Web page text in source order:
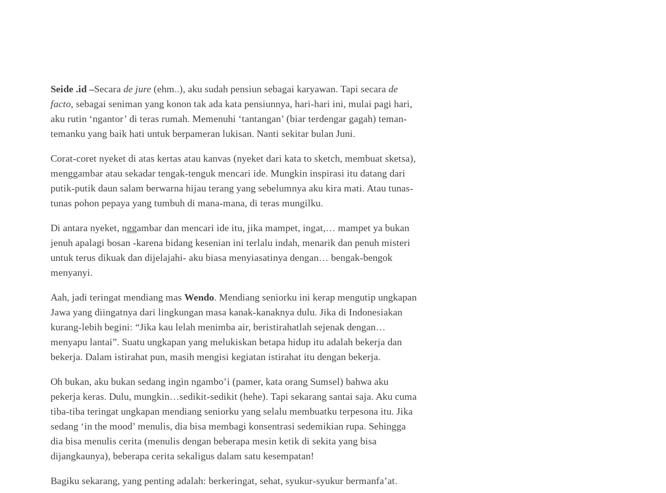
Seide .id –Secara de jure (ehm..), aku sudah pensiun sebagai karyawan. Tapi secara de
facto, sebagai seniman yang konon tak ada kata pensiunnya, hari-hari ini, mulai pagi hari,
aku rutin ‘ngantor’ di teras rumah. Memenuhi ‘tantangan’ (biar terdengar gagah) teman-
temanku yang baik hati untuk berpameran lukisan. Nanti sekitar bulan Juni.
Corat-coret nyeket di atas kertas atau kanvas (nyeket dari kata to sketch, membuat sketsa),
menggambar atau sekadar tengak-tenguk mencari ide. Mungkin inspirasi itu datang dari
putik-putik daun salam berwarna hijau terang yang sebelumnya aku kira mati. Atau tunas-
tunas pohon pepaya yang tumbuh di mana-mana, di teras mungilku.
Di antara nyeket, nggambar dan mencari ide itu, jika mampet, ingat,… mampet ya bukan
jenuh apalagi bosan -karena bidang kesenian ini terlalu indah, menarik dan penuh misteri
untuk terus dikuak dan dijelajahi- aku biasa menyiasatinya dengan… bengak-bengok
menyanyi.
Aah, jadi teringat mendiang mas Wendo. Mendiang seniorku ini kerap mengutip ungkapan
Jawa yang diingatnya dari lingkungan masa kanak-kanaknya dulu. Jika di Indonesiakan
kurang-lebih begini: “Jika kau lelah menimba air, beristirahatlah sejenak dengan…
menyapu lantai”. Suatu ungkapan yang melukiskan betapa hidup itu adalah bekerja dan
bekerja. Dalam istirahat pun, masih mengisi kegiatan istirahat itu dengan bekerja.
Oh bukan, aku bukan sedang ingin ngambo’i (pamer, kata orang Sumsel) bahwa aku
pekerja keras. Dulu, mungkin…sedikit-sedikit (hehe). Tapi sekarang santai saja. Aku cuma
tiba-tiba teringat ungkapan mendiang seniorku yang selalu membuatku terpesona itu. Jika
sedang ‘in the mood’ menulis, dia bisa membagi konsentrasi sedemikian rupa. Sehingga
dia bisa menulis cerita (menulis dengan beberapa mesin ketik di sekita yang bisa
dijangkaunya), beberapa cerita sekaligus dalam satu kesempatan!
Bagiku sekarang, yang penting adalah: berkeringat, sehat, syukur-syukur bermanfa’at.